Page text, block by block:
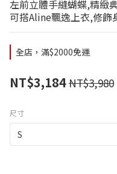
左前立體手縫蝴蝶,精緻
可搭Aline飄逸上衣,修飾
全店，滿$2000免運
NT$3,184NT$3,980
尺寸